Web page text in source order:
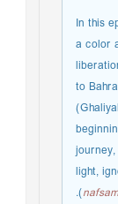
In this
a color
to
light,
(